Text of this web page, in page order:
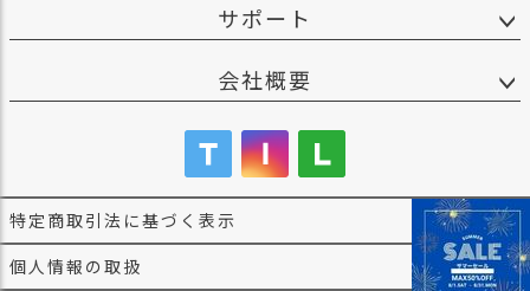
サポート
会社概要
特定商取引法に基づく表示
個人情報の取扱